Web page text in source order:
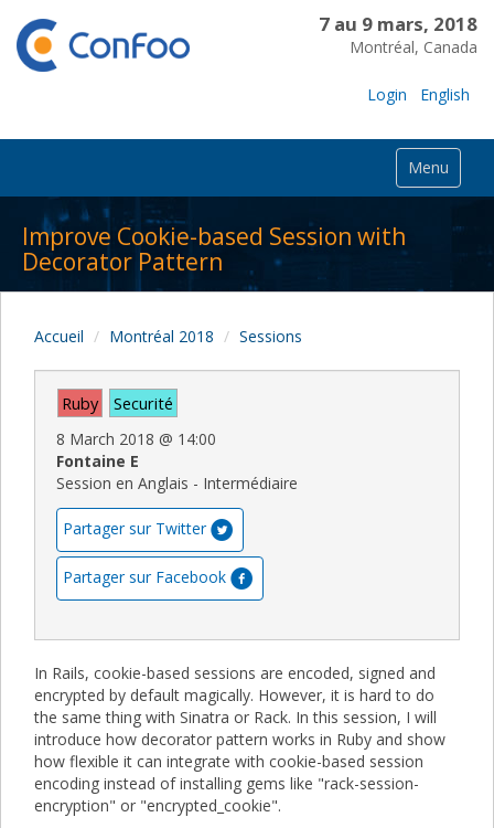
7 au 9 mars, 2018
Montréal, Canada
Login English
Menu
Improve Cookie-based Session with
Decorator Pattern
Accueil Montréal 2018 Sessions
Ruby Securité
8 March 2018 @ 14:00
Fontaine E
Session en Anglais - Intermédiaire
Partager sur Twitter
Partager sur Facebook
In Rails, cookie-based sessions are encoded, signed and
encrypted by default magically. However, it is hard to do
the same thing with Sinatra or Rack. In this session, I will
introduce how decorator pattern works in Ruby and show
how flexible it can integrate with cookie-based session
encoding instead of installing gems like "rack-session-
encryption" or "encrypted_cookie".